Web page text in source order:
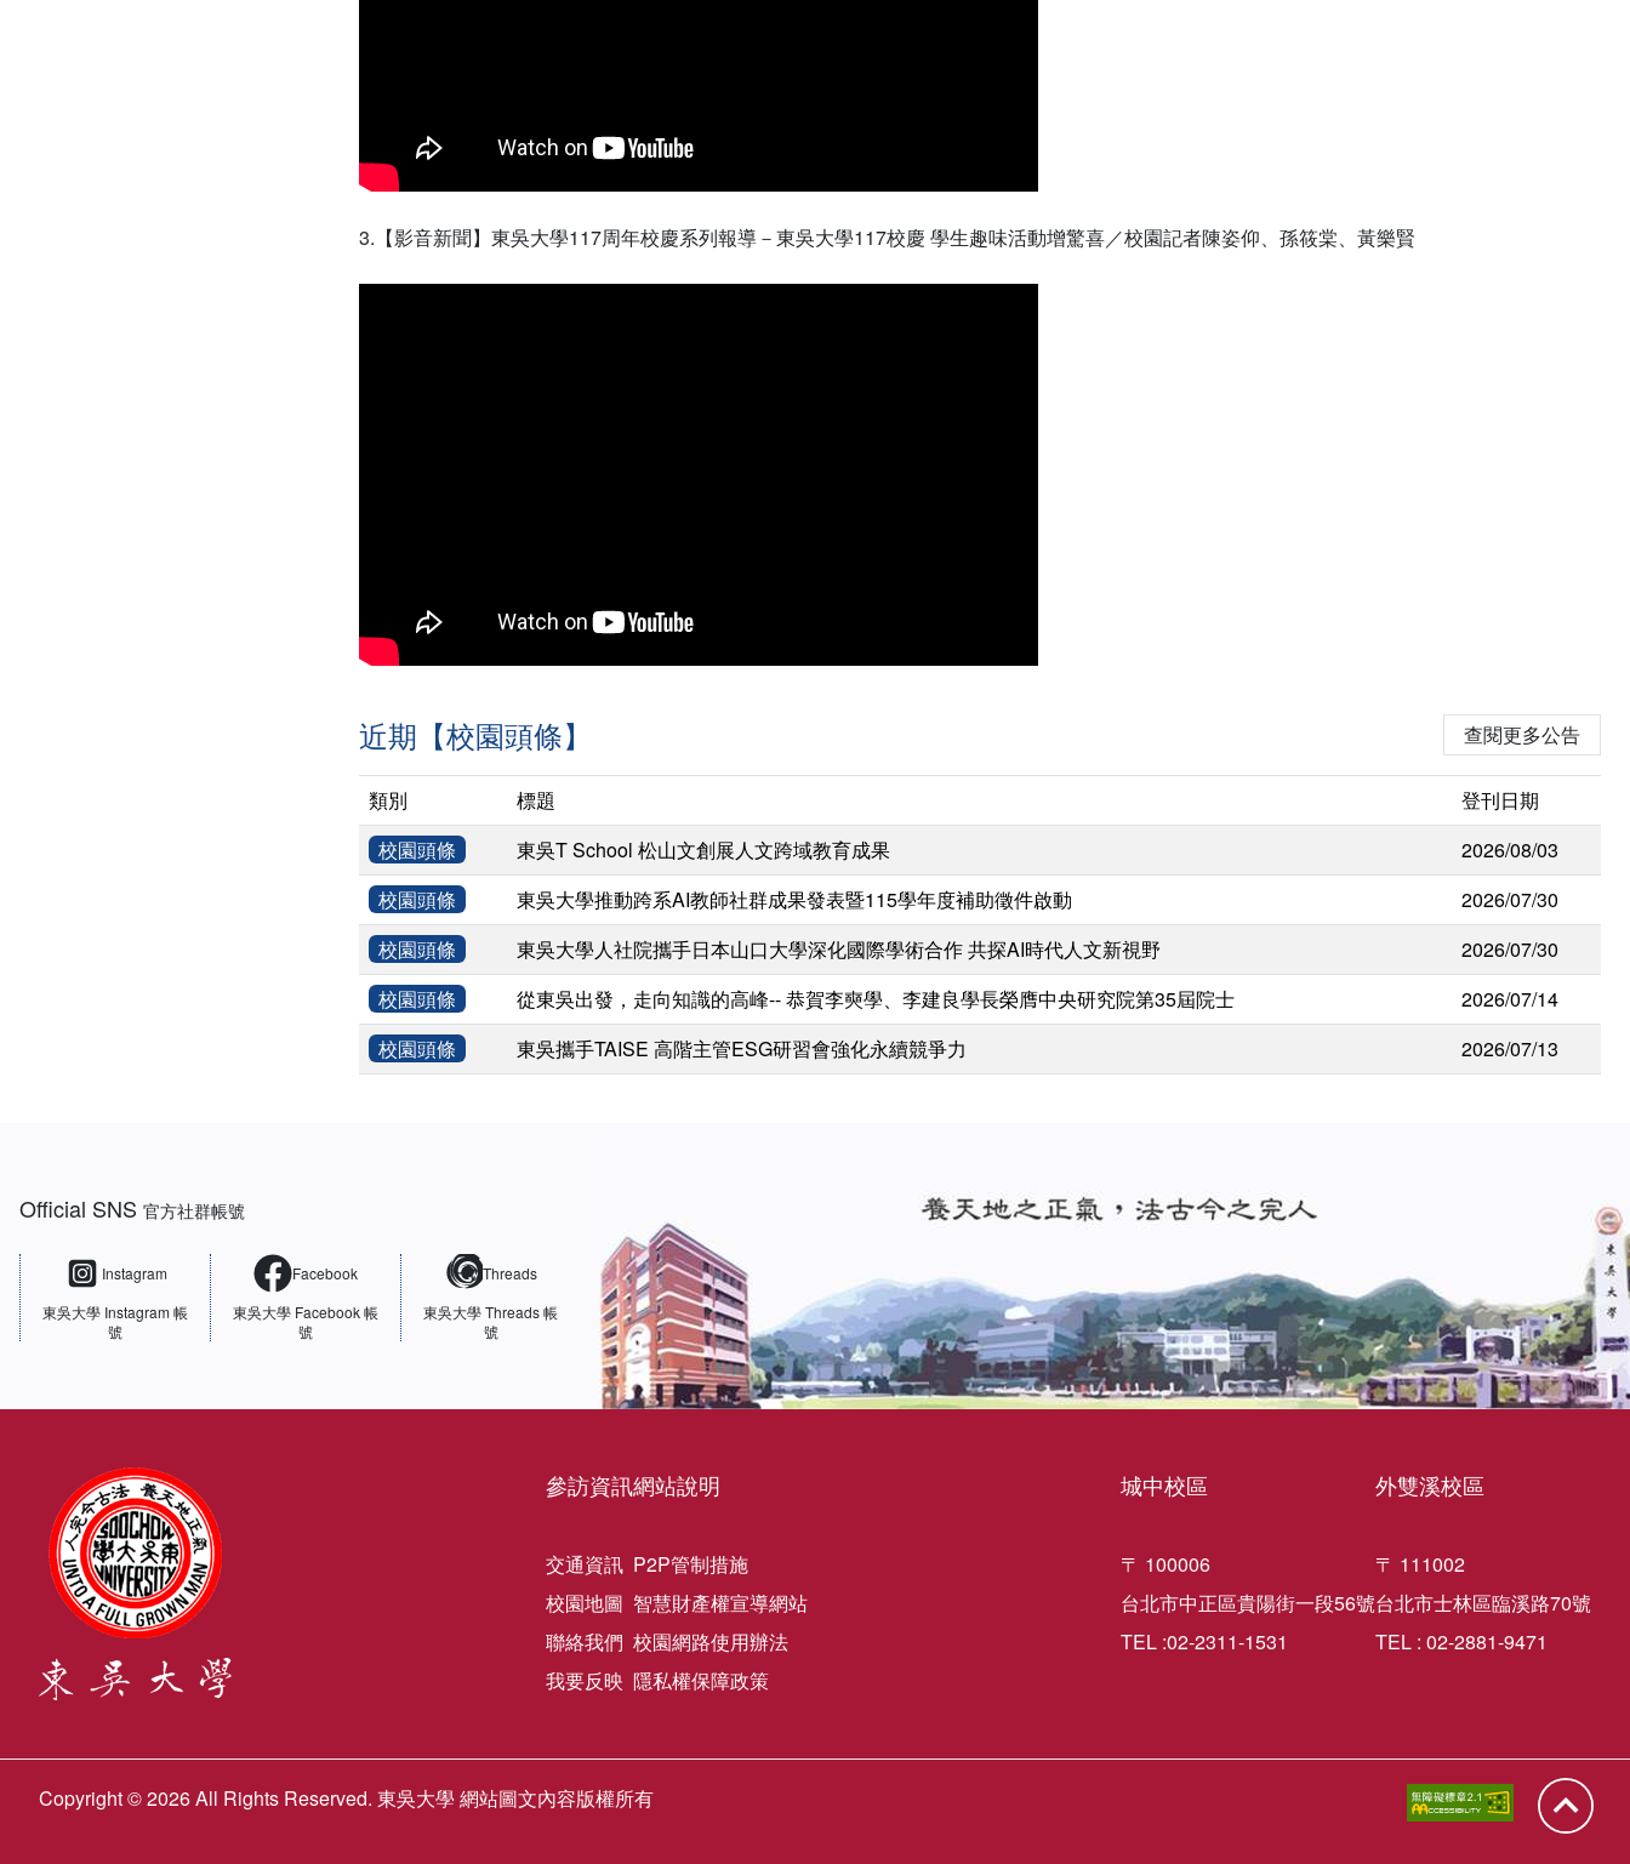
回到頁面
3.【影音新聞】東吳大學117周年校慶系列報導－東吳大學117校慶 學生趣味活動增驚喜／校園記者陳姿仰、孫筱棠、黃樂賢
近期【校園頭條】 查閱更多公告
類別 標題
登刊日期
校園頭條
東吳T School 松山文創展人文跨域教育成果
2026/08/03
校園頭條
東吳大學推動跨系AI教師社群成果發表暨115學年度補助徵件啟動
2026/07/30
校園頭條
東吳大學人社院攜手日本山口大學深化國際學術合作 共探AI時代人文新視野
2026/07/30
校園頭條
從東吳出發，走向知識的高峰-- 恭賀李奭學、李建良學長榮膺中央研究院第35屆院士
2026/07/14
校園頭條
東吳攜手TAISE 高階主管ESG研習會強化永續競爭力 2026/07/13
Official SNS 官方社群帳號
Instagram
東吳大學 Instagram 帳
號
Facebook
東吳大學 Facebook 帳
號
Threads
東吳大學Threads 帳
號
參訪資訊
交通資訊
校園地圖
聯絡我們
我要反映
網站說明
P2P管制措施
智慧財產權宣導網站
校園網路使用辦法
隱私權保障政策
城中校區
〒 100006
台北市中正區貴陽街一段56號
TEL :02-2311-1531
外雙溪校區
〒 111002
台北市士林區臨溪路70號
TEL : 02-2881-9471
Copyright © 2026 All Rights Reserved. 東吳大學 網站圖文內容版權所有